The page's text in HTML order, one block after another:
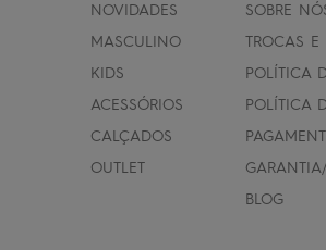
NOVIDADES
MASCULINO
KIDS
ACESSÓRIOS
CALÇADOS
OUTLET
SOBRE
TROCAS E
POLÍTICA
POLÍTICA
BLOG